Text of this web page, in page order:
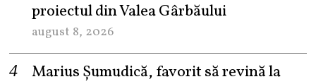
proiectul din Valea Gârbăului
august 8, 2026
Marius Șumudică, favorit să revină la